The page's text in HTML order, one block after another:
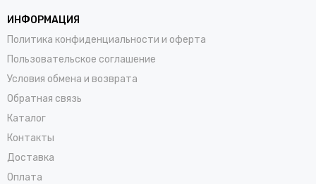
ИНФОРМАЦИЯ
Политика конфиденциальности и оферта
Пользовательское соглашение
Условия обмена и возврата
Обратная связь
Каталог
Контакты
Доставка
Оплата